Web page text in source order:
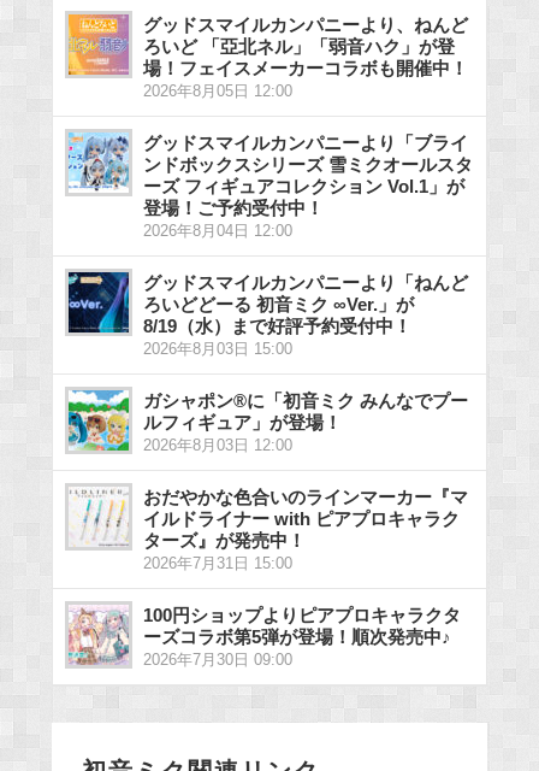
グッドスマイルカンパニーより、ねんど
ろいど 「亞北ネル」「弱音ハク」が登
場！フェイスメーカーコラボも開催中！
2026年8月05日 12:00
グッドスマイルカンパニーより「ブライ
ンドボックスシリーズ 雪ミクオールスタ
ーズ フィギュアコレクション Vol.1」が
登場！ご予約受付中！
2026年8月04日 12:00
グッドスマイルカンパニーより「ねんど
ろいどどーる 初音ミク ∞Ver.」が
8/19（水）まで好評予約受付中！
2026年8月03日 15:00
ガシャポン®に「初音ミク みんなでプー
ルフィギュア」が登場！
2026年8月03日 12:00
おだやかな色合いのラインマーカー『マ
イルドライナー with ピアプロキャラク
ターズ』が発売中！
2026年7月31日 15:00
100円ショップよりピアプロキャラクタ
ーズコラボ第5弾が登場！順次発売中♪
2026年7月30日 09:00